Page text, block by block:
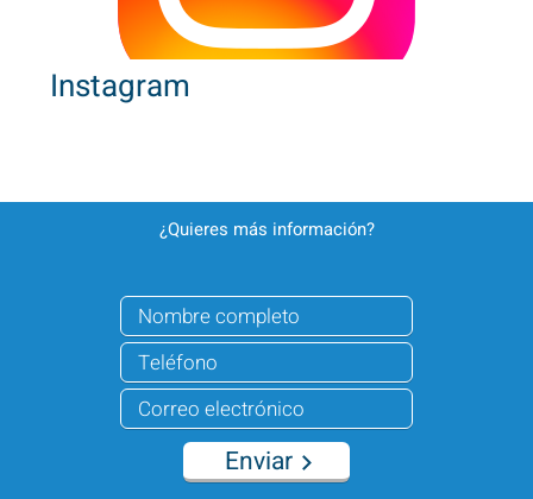
Instagram
¿Quieres más información?
Enviar